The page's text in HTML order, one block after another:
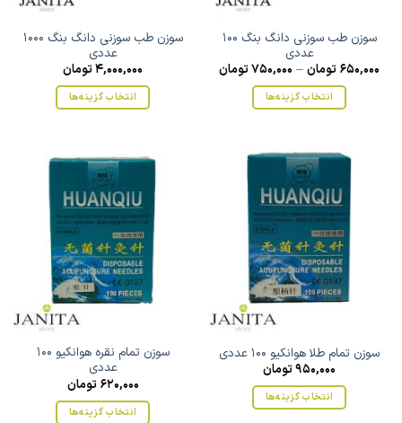
سوزن طب سوزنی دانگ بنگ 100
عددی
650,000تومان–
750,000تومان
انتخاب گزینه‌ها
دارای
انواع
مختلفی
می
باشد.
گزینه
ها
ممکن
است
صفحه
محصول
انتخاب
شوند
سوزن طب سوزنی دانگ بنگ 1000
عددی
4,000,000تومان
انتخاب گزینه‌ها
دارای
انواع
مختلفی
می
گزینه
ها
ممکن
است
صفحه
محصول
انتخاب
شوند
سوزن تمام طلا هوانکیو 100 عددی
950,000تومان
انتخاب گزینه‌ها
سوزن تمام نقره هوانکیو 100
عددی
620,000 تومان
انتخاب گزینه‌ها